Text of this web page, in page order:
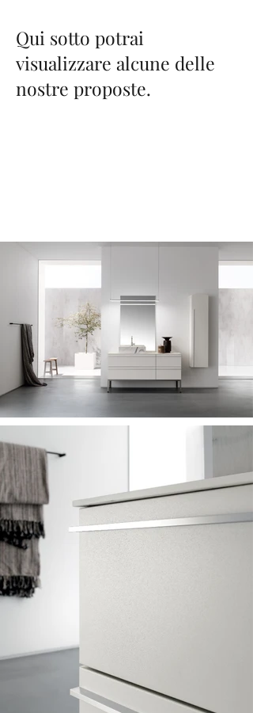
Qui sotto potrai
visualizzare alcune delle
nostre proposte.